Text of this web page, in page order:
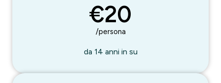
€20
/persona
da 14 anni in su